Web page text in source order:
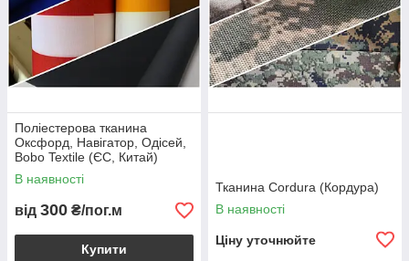
Поліестерова тканина
Оксфорд, Навігатор, Одісей,
Bobo Textile (ЄС, Китай)
В наявності
від 300 ₴/пог.м
Купити
Тканина Cordura (Кордура)
В наявності
Ціну уточнюйте